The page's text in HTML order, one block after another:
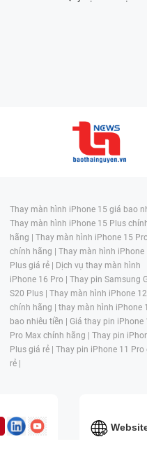
Thay màn hình iPhone 15 giá bao
Thay màn hình iPhone 15 Plus
hãng | Thay màn hình iPhone 15
chính hãng | Thay màn hình iPhone
Plus giá rẻ | Dịch vụ thay màn hình
iPhone 16 Pro | Thay pin Samsung
S20 Plus | Thay màn hình iPhone 12
chính hãng | thay màn hình iPhone
bao nhiêu tiền | Giá thay pin iPhone
Pro Max chính hãng | Thay pin
Plus giá rẻ | Thay pin iPhone 11 Pro
rẻ |